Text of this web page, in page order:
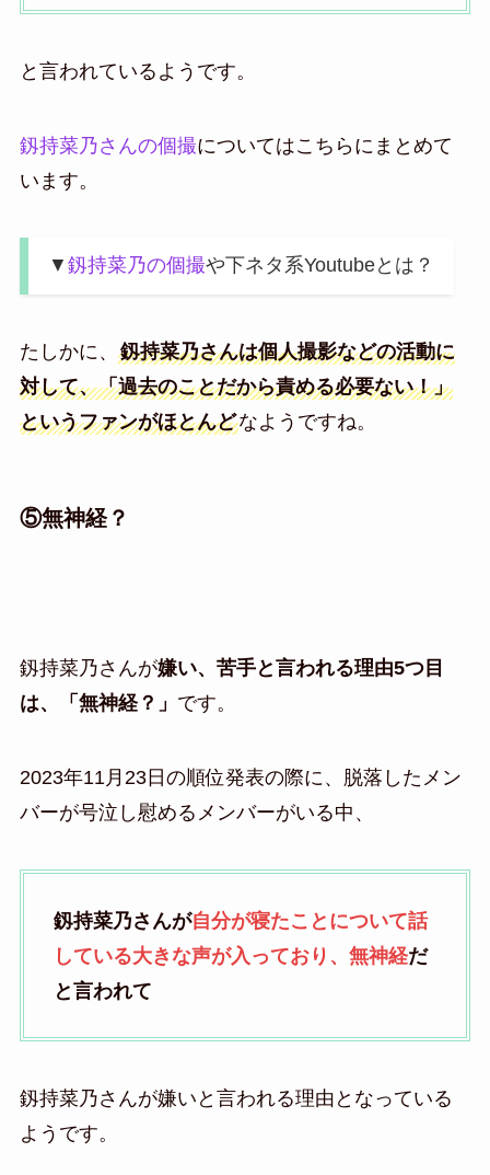
と言われているようです。
釼持菜乃さんの個撮についてはこちらにまとめて
います。
▼ 釼持菜乃の個撮や下ネタ系Youtubeとは？
たしかに、 釼持菜乃さんは個人撮影などの活動に
対して、「過去のことだから責める必要ない！」
というファンがほとんどなようですね。
⑤無神経？
釼持菜乃さんが嫌い、苦手と言われる理由5つ目
は、「無神経？」 です。
2023年11月23日の順位発表の際に、脱落したメン
バーが号泣し慰めるメンバーがいる中、
釼持菜乃さんが自分が寝たことについて話
している大きな声が入っており、無神経だ
と言われて
釼持菜乃さんが嫌いと言われる理由となっている
ようです。